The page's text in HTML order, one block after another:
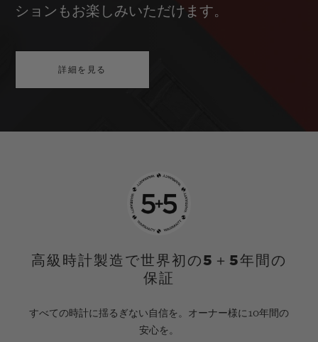
ションもお楽しみいただけます。
詳細を見る
高級時計製造で世界初の5＋5年間の
保証
すべての時計に揺るぎない自信を。オーナー様に10年間の
安心を。